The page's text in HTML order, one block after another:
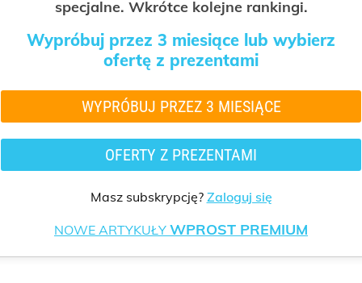
specjalne. Wkrótce kolejne rankingi.
Wypróbuj przez 3 miesiące lub wybierz
ofertę z prezentami
WYPRÓBUJ PRZEZ 3 MIESIĄCE
OFERTY Z PREZENTAMI
Masz subskrypcję? Zaloguj się
NOWE ARTYKUŁY WPROST PREMIUM